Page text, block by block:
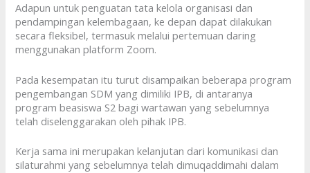
Adapun untuk penguatan tata kelola organisasi dan
pendampingan kelembagaan, ke depan dapat dilakukan
secara fleksibel, termasuk melalui pertemuan daring
menggunakan platform Zoom.
Pada kesempatan itu turut disampaikan beberapa program
pengembangan SDM yang dimiliki IPB, di antaranya
program beasiswa S2 bagi wartawan yang sebelumnya
telah diselenggarakan oleh pihak IPB.
Kerja sama ini merupakan kelanjutan dari komunikasi dan
silaturahmi yang sebelumnya telah dimuqaddimahi dalam